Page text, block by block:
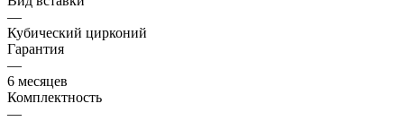
—
Кубический цирконий
Гарантия
—
6 месяцев
Комплектность
—